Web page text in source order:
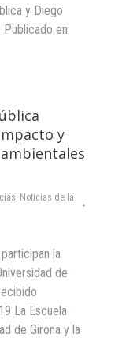
y Diego
en:
y
, Noticias de la
la
de
La Escuela
de Girona y la